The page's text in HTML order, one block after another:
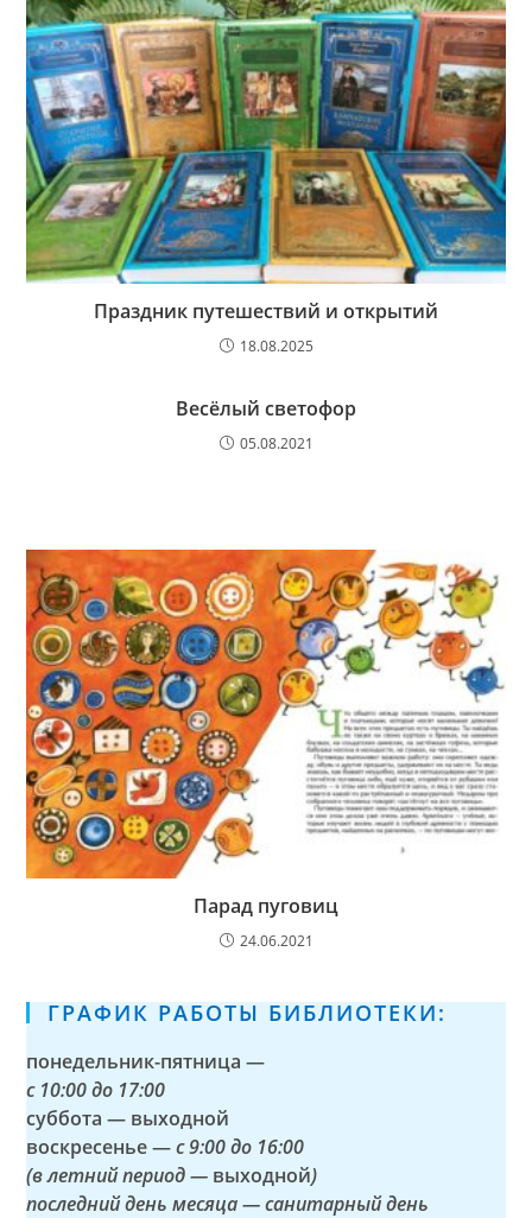
Праздник путешествий и открытий
18.08.2025
Весёлый светофор
05.08.2021
Парад пуговиц
24.06.2021
ГРАФИК РАБОТЫ БИБЛИОТЕКИ:
понедельник-пятница —
с 10:00 до 17:00
суббота — выходной
воскресенье —с 9:00 до 16:00
(в летний период — выходной)
последний день месяца — санитарный день